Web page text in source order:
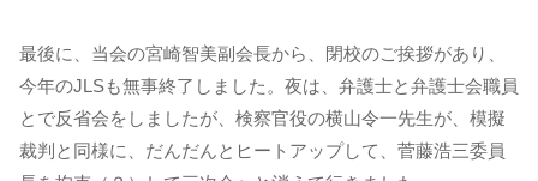
最後に、当会の宮崎智美副会長から、閉校のご挨拶があり、
今年のJLSも無事終了しました。夜は、弁護士と弁護士会職員
とで反省会をしましたが、検察官役の横山令一先生が、模擬
裁判と同様に、だんだんとヒートアップして、菅藤浩三委員